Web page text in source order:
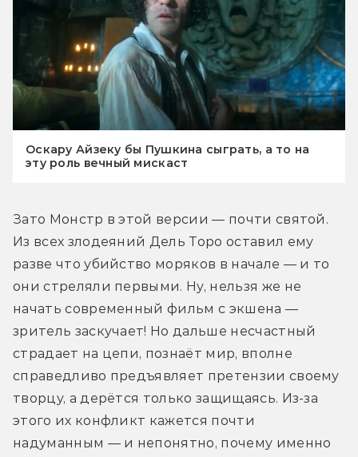
Оскару Айзеку бы Пушкина сыграть, а то на
эту роль вечный мискаст
Зато Монстр в этой версии — почти святой.
Из всех злодеяний Дель Торо оставил ему
разве что убийство моряков в начале — и то
они стреляли первыми. Ну, нельзя же не
начать современный фильм с экшена —
зритель заскучает! Но дальше несчастный
страдает на цепи, познаёт мир, вполне
справедливо предъявляет претензии своему
творцу, а дерётся только защищаясь. Из-за
этого их конфликт кажется почти
надуманным — и непонятно, почему именно